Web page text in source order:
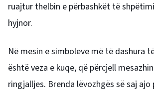
ruajtur thelbin e përbashkët të
hyjnor.
Në mesin e simboleve më të dashura
është veza e kuqe, që përcjell
ringjalljes. Brenda lëvozhgës së saj ajo